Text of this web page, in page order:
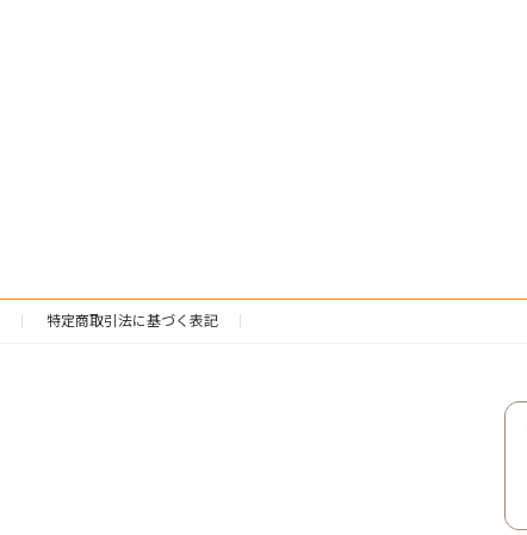
特定商取引法に基づく表記